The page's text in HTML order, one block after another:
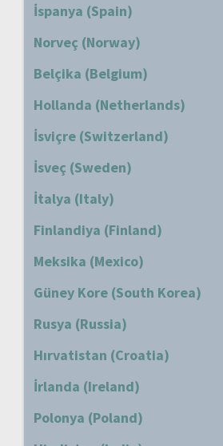
İspanya (Spain)
Norveç (Norway)
Belçika (Belgium)
Hollanda (Netherlands)
İsviçre (Switzerland)
İsveç (Sweden)
İtalya (Italy)
Finlandiya (Finland)
Meksika (Mexico)
Güney Kore (South Korea)
Rusya (Russia)
Hırvatistan (Croatia)
İrlanda (Ireland)
Polonya (Poland)